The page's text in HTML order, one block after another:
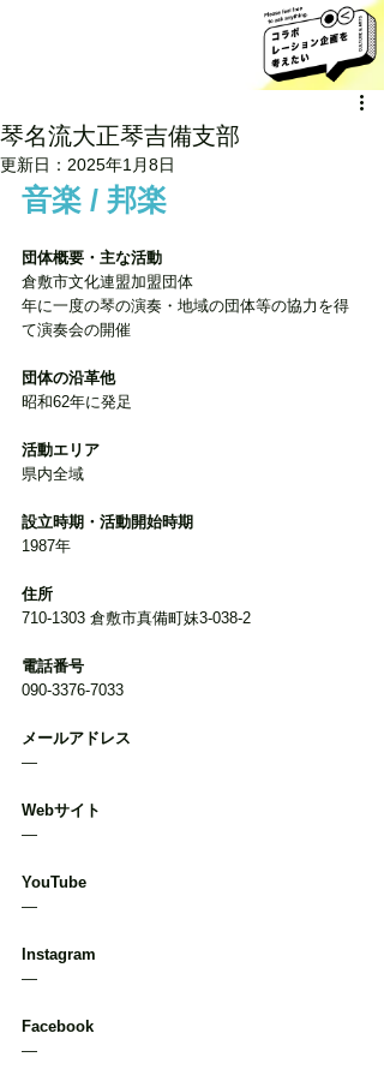
琴名流大正琴吉備支部
更新日： 2025年1月8日
音楽 / 邦楽
団体概要・主な活動
倉敷市文化連盟加盟団体
年に一度の琴の演奏・地域の団体等の協力を得
て演奏会の開催
団体の沿革他
昭和62年に発足
活動エリア
県内全域
設立時期・活動開始時期
1987年
住所
710-1303 倉敷市真備町妹3-038-2
電話番号
090-3376-7033
メールアドレス
―
Webサイト
―
YouTube
―
Instagram
―
Facebook
―